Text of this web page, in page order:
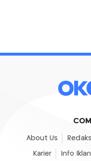
About Us
Karier Info Iklan